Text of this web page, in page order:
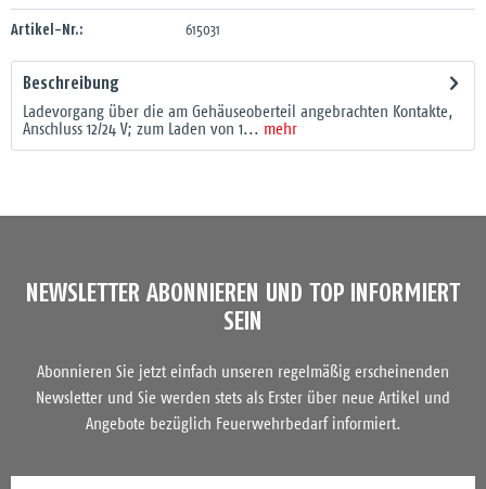
Artikel-Nr.: 615031
Beschreibung
Ladevorgang über die am Gehäuseoberteil angebrachten Kontakte,
Anschluss 12/24 V; zum Laden von 1... mehr
NEWSLETTER ABONNIEREN UND TOP INFORMIERT
SEIN
Abonnieren Sie jetzt einfach unseren regelmäßig erscheinenden
Newsletter und Sie werden stets als Erster über neue Artikel und
Angebote bezüglich Feuerwehrbedarf informiert.